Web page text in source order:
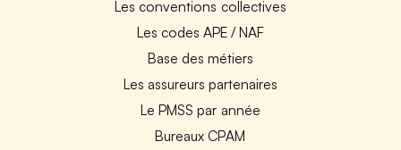
Les conventions collectives
Les codes APE / NAF
Base des métiers
Les assureurs partenaires
Le PMSS par année
Bureaux CPAM